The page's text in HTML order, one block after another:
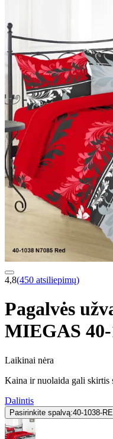
4,8(450 atsiliepimų)
Pagalvės
MIEGAS
Laikinai nėra
Kaina ir nuolaida gali skirtis
Dalintis
Pasirinkite spalvą:40-1038-